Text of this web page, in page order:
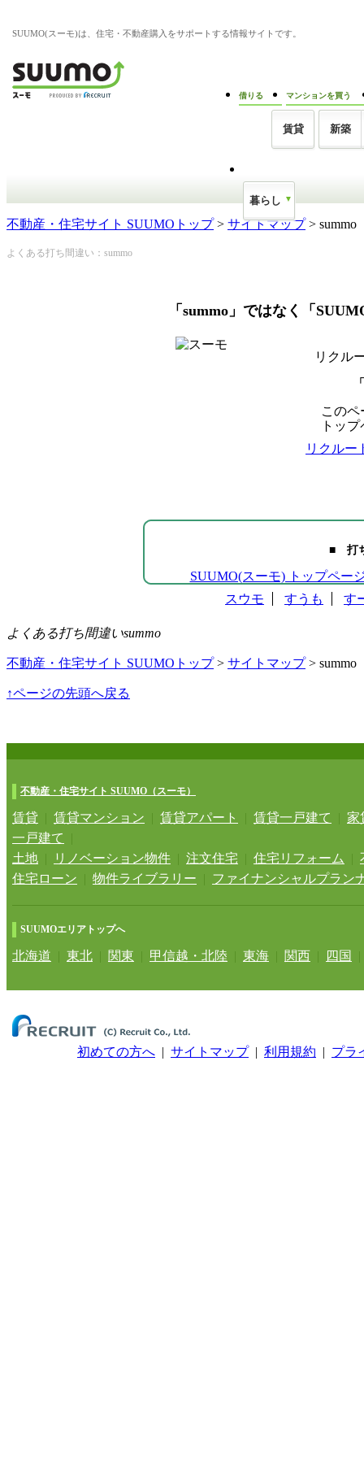
SUUMO(スーモ)は、住宅・不動産購入をサポートする情報サイトです。
借りる
賃貸
マンションを買う
新築
暮らし
不動産・住宅サイト SUUMOトップ> サイトマップ> summo
よくある打ち間違い：summo
「summo」ではなく「
リクル
この
トッ
リクルー
■ 打
SUUMO(スーモ) トップペー
スウモ
すうも す
よくある打ち間違いsummo
不動産・住宅サイト SUUMOトップ> サイトマップ> summo
↑ページの先頭へ戻る
不動産・住宅サイト SUUMO（スーモ）
賃貸 賃貸マンション 賃貸アパート 賃貸一戸建て
家
一戸建て
土地
リノベーション物件 注文住宅 住宅リフォーム
住宅ローン
物件ライブラリー ファイナンシャルプラン
SUUMOエリアトップへ
北海道 東北 関東 甲信越・北陸 東海 関西 四国
初めての方へ | サイトマップ| 利用規約 | プラ